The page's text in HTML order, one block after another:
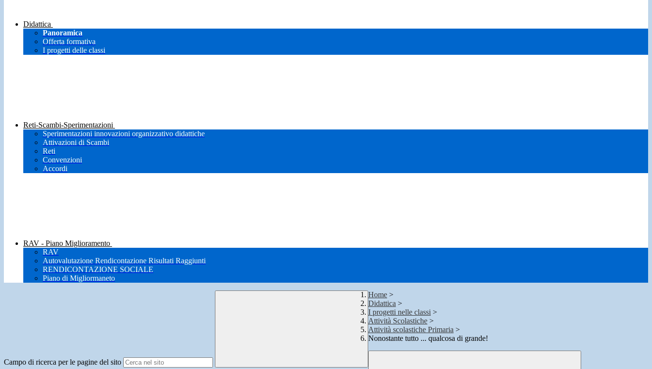
Didattica
Panoramica
Offerta formativa
I progetti delle classi
Reti-Scambi-Sperimentazioni
Sperimentazioni innovazioni organizzativo didattiche
Attivazioni di Scambi
Reti
Convenzioni
Accordi
RAV - Piano Miglioramento
RAV
Autovalutazione Rendicontazione Risultati Raggiunti
RENDICONTAZIONE SOCIALE
Piano di Migliormaneto
Campo di ricerca per le pagine del sito
Home >
Didattica >
I progetti nelle classi >
Attività Scolastiche >
Attività scolastiche Primaria >
Nonostante tutto ... qualcosa di grande!